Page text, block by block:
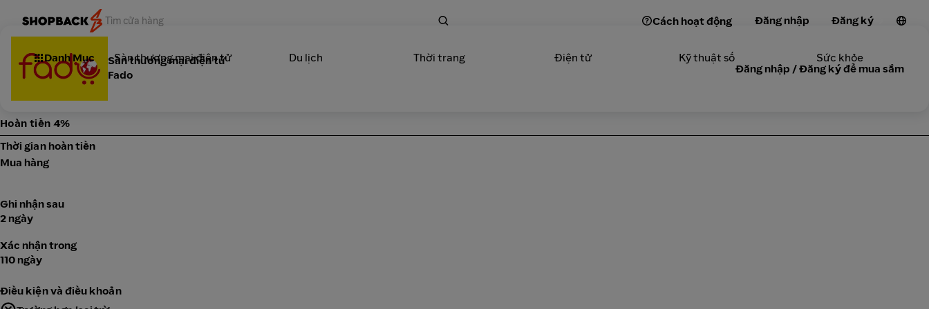
Cách hoạt động Đăng nhập Đăng ký
Danh Mục Sàn thương mại điện tử Du lịch Thời trang Điện tử Kỹ thuật số Sức khỏe
Sàn thương mại điện tử
Fado
Đăng nhập / Đăng ký để mua sắm
Hoàn tiền 4%
Thời gian hoàn tiền
Mua hàng
Ghi nhận sau
2 ngày
Xác nhận trong
110 ngày
Điều kiện và điều khoản